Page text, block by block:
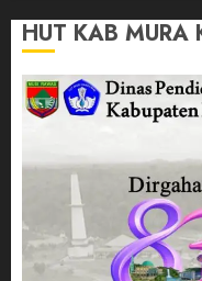
HUT KAB MURA